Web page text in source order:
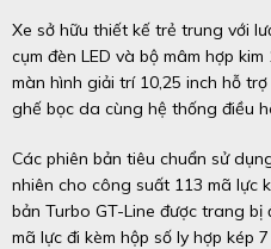
Xe sở hữu thiết kế trẻ trung với
cụm đèn LED và bộ mâm hợp
màn hình giải trí 10,25 inch hỗ
ghế bọc da cùng hệ thống điều
Các phiên bản tiêu chuẩn sử
nhiên cho công suất 113 mã lực
bản Turbo GT-Line được trang
mã lực đi kèm hộp số ly hợp kép 7